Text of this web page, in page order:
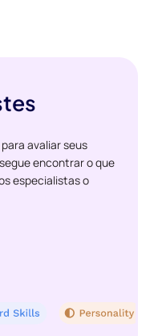
avaliar seus
encontrar o que
especialistas o